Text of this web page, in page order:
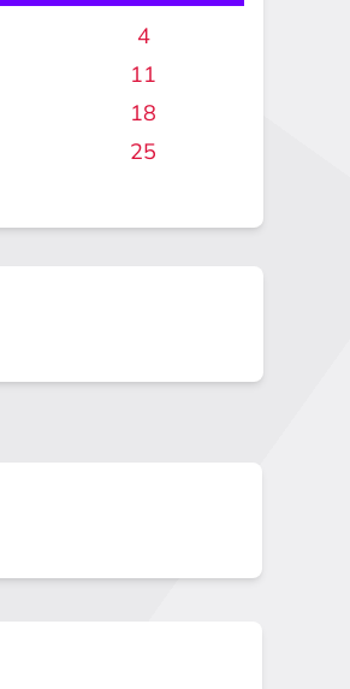
4
11
18
25